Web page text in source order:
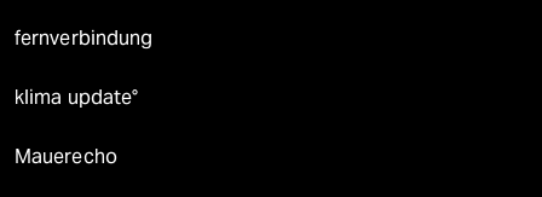
fernverbindung
klima update°
Mauerecho